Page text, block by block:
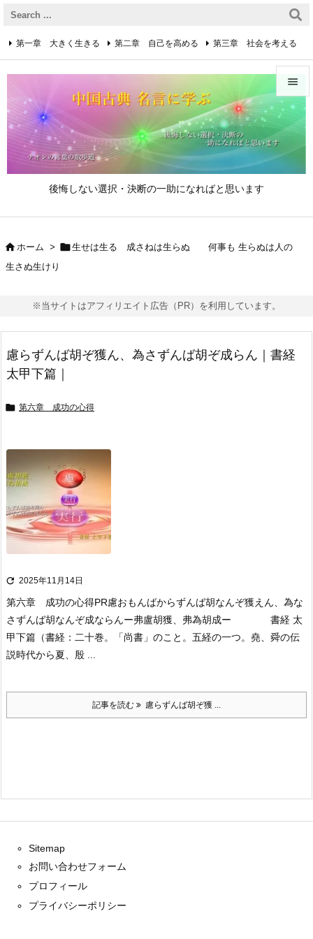
後悔しない選択・決断の一助になればと思います


メニュ


第一章 大きく生きる 第二章 自己を高める 第三章 社会を考える
第四章 着実に生きる 第五章 逆境を乗り越えるための心得
第六章 成功の心得 第七章 人と接するための心得
第八章 リーダーの心得
 ホーム > 生せは生る 成さねは生らぬ 何事も 生らぬは人の
生さぬ生けり
※当サイトはアフィリエイト広告（PR）を利用しています。
慮らずんば胡ぞ獲ん、為さずんば胡ぞ成らん｜書経
太甲下篇｜
 第六章 成功の心得
 2025年11月14日
第六章 成功の心得PR慮おもんばからずんば胡なんぞ獲えん、為な
さずんば胡なんぞ成ならんー弗盧胡獲、弗為胡成ー 書経 太
甲下篇 （書経：二十巻。「尚書」のこと。五経の一つ。堯、舜の伝
説時代から夏、 殷 ...
記事を読む 慮らずんば胡ぞ獲 ...
Sitemap
お問い合わせフォーム
プロフィール
プライバシーポリシー